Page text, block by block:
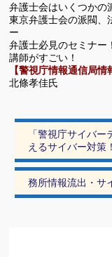
弁護士会はいくつかの
東京弁護士会の派閥、
ー
弁護士必見のセミナー
講師がすごい！
【警視庁情報通信局
北條孝佳氏
「警視庁サイバ
えるサイバー対策
務所情報流出・サ